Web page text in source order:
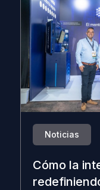
Noticias
Cómo la